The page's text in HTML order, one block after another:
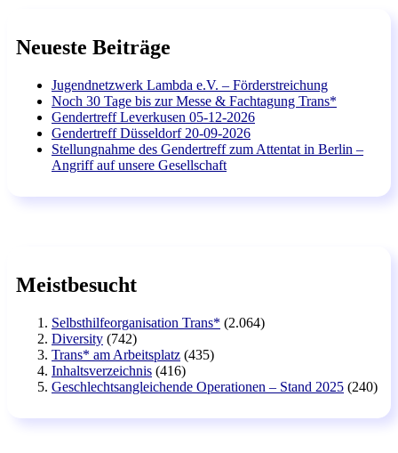
Neueste Beiträge
Jugendnetzwerk Lambda e.V. – Förderstreichung
Noch 30 Tage bis zur Messe & Fachtagung Trans*
Gendertreff Leverkusen 05-12-2026
Gendertreff Düsseldorf 20-09-2026
Stellungnahme des Gendertreff zum Attentat in Berlin –
Angriff auf unsere Gesellschaft
Meistbesucht
Selbsthilfeorganisation Trans* (2.064)
Diversity (742)
Trans* am Arbeitsplatz (435)
Inhaltsverzeichnis (416)
Geschlechtsangleichende Operationen – Stand 2025 (240)